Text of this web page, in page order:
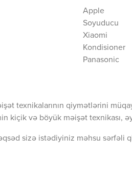
Apple
Soyuducu
Xiaomi
Kondisioner
Panasonic
texnikalarının qiymətlərini
kiçik və böyük məişət texnikası,
sizə istədiyiniz məhsu sərfəli